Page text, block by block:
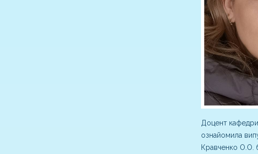
Доцент
ознайомила
Кравченко О.О.